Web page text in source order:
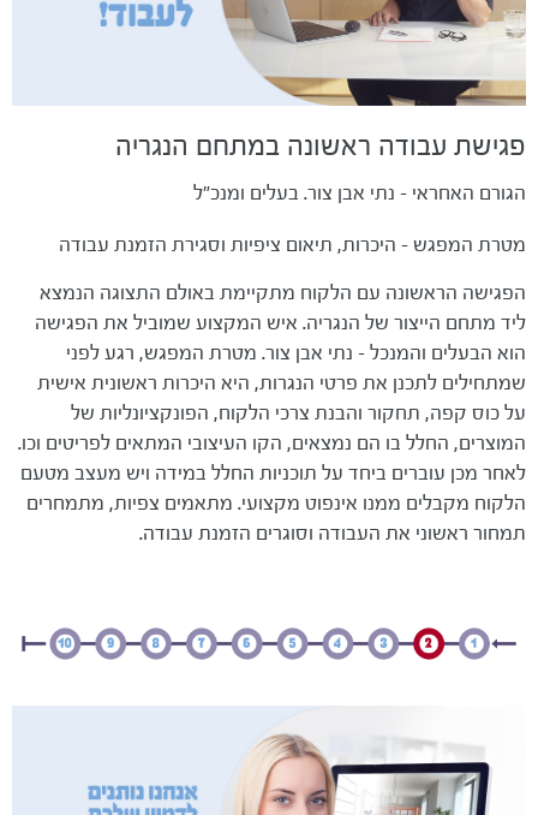
פגישת עבודה ראשונה במתחם הנגריה
הגורם האחראי - נתי אבן צור. בעלים ומנכ"ל
מטרת המפגש - היכרות, תיאום ציפיות וסגירת הזמנת עבודה
הפגישה הראשונה עם הלקוח מתקיימת באולם התצוגה הנמצא
ליד מתחם הייצור של הנגריה. איש המקצוע שמוביל את הפגישה
הוא הבעלים והמנכל - נתי אבן צור. מטרת המפגש, רגע לפני
שמתחילים לתכנן את פרטי הנגרות, היא היכרות ראשונית אישית
על כוס קפה, תחקור והבנת צרכי הלקוח, הפונקציונליות של
המוצרים, החלל בו הם נמצאים, הקו העיצובי המתאים לפריטים וכו.
לאחר מכן עוברים ביחד על תוכניות החלל במידה ויש מעצב מטעם
הלקוח מקבלים ממנו אינפוט מקצועי. מתאמים צפיות, מתמחרים
תמחור ראשוני את העבודה וסוגרים הזמנת עבודה.